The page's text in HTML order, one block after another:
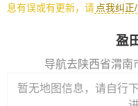
息有误或有更新，请 点我纠
盈
导航去陕西省渭南
暂无地图信息，请自行